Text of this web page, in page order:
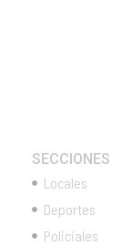
SECCIONES
Locales
Deportes
Policiales